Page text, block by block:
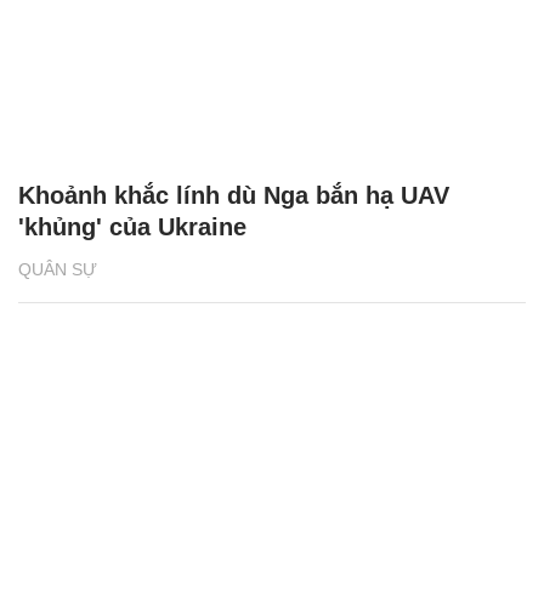
QUÂN SỰ
Khoảnh khắc lính dù Nga bắn hạ UAV
'khủng' của Ukraine